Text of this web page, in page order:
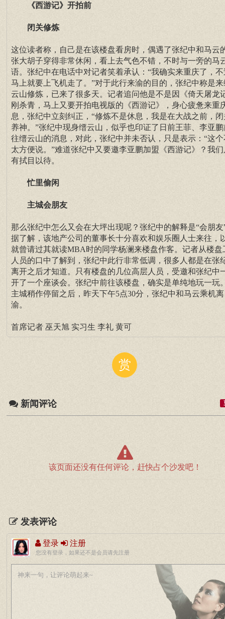
《西游记》 开拍前
闭关修炼
这位读者称，自己是在该楼盘看房时，偶遇了张纪中和马云
张大胡子穿得非常休闲，看上去气色不错，不时与一旁的马
语。张纪中在电话中对记者笑着承认：“我确实来重庆了，不
马上就要上飞机走了。”对于此行来渝的目的，张纪中称是来
云山修炼，已来了很多天。记者追问他是不是因《倚天屠龙
刚杀青，马上又要开拍电视版的《西游记》，身心疲惫来重
息，张纪中立刻纠正，“修炼不是休息，我是在大战之前，闭
养神。”张纪中现身缙云山，似乎也印证了日前王菲、李亚鹏
往缙云山的消息，对此，张纪中并未否认，只是表示：“这个
太方便说。”难道张纪中又要邀李亚鹏加盟《西游记》？我们
有拭目以待。
忙里偷闲
主城会朋友
那么张纪中怎么又会在大坪出现呢？张纪中的解释是“会朋友
据了解，该地产公司的董事长十分喜欢和娱乐圈人士来往，
就曾请过其就读MBA时的同学杨澜来楼盘作客。记者从楼盘
人员的口中了解到，张纪中此行非常低调，很多人都是在张
离开之后才知道。只有楼盘的几位高层人员，受邀和张纪中
开了一个座谈会。张纪中前往该楼盘，确实是单纯地玩一玩
主城稍作停留之后，昨天下午5点30分，张纪中和马云乘机离
渝。
首席记者 巫天旭 实习生 李礼 黄可
赏
新闻评论
该页面还没有任何评论，赶快占个沙发吧！
发表评论
登录 注册
您没有登录，如果还不是会员请先注册